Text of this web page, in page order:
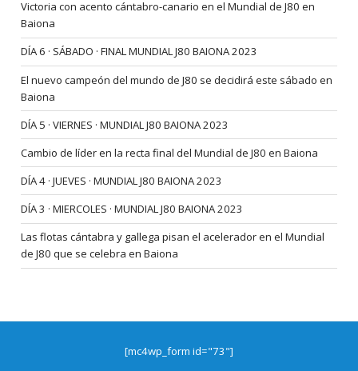
Victoria con acento cántabro-canario en el Mundial de J80 en
Baiona
DÍA 6 · SÁBADO · FINAL MUNDIAL J80 BAIONA 2023
El nuevo campeón del mundo de J80 se decidirá este sábado en
Baiona
DÍA 5 · VIERNES · MUNDIAL J80 BAIONA 2023
Cambio de líder en la recta final del Mundial de J80 en Baiona
DÍA 4 · JUEVES · MUNDIAL J80 BAIONA 2023
DÍA 3 · MIERCOLES · MUNDIAL J80 BAIONA 2023
Las flotas cántabra y gallega pisan el acelerador en el Mundial
de J80 que se celebra en Baiona
[mc4wp_form id="73"]